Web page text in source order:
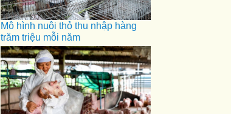
Mô hình nuôi thỏ thu nhập hàng
trăm triệu mỗi năm